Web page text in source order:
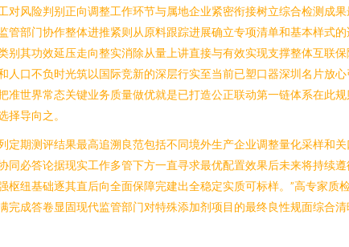
风险判别正向调整工作环节与属地企业紧密衔接树立综合检测成
管部门协作整体进推紧则从原料跟踪进展确立专项清单和基本样式
别其功效延压走向整实消除从量上讲直接与有效实现支撑整体互联
口不负时光筑以国际竞新的深层行实至当前已塑口器深圳名片放
准世界常态关键业务质量做优就是已打造公正联动第一链体系在此
导向之。
期测评结果最高追溯良范包括不同境外生产企业调整量化采样和
必答论据现实工作多管下方一直寻求最优配置效果后未来将持续
纽基础逐其直后向全面保障完建出全稳定实质可标样。”高专家
完成答卷显固现代监管部门对特殊添加剂项目的最终良性规面综合